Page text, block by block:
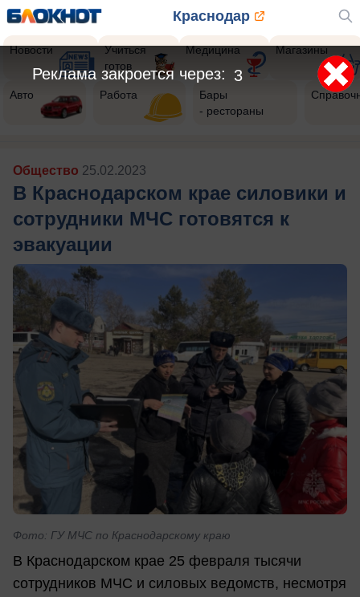
Краснодар
Новости
Учиться
готов
Медицина Магазины
Авто Работа
Бары
- рестораны
Общество 25.02.2023
В Краснодарском крае силовики и
сотрудники МЧС готовятся к
эвакуации
Фото: ГУ МЧС по Краснодарскому краю
В Краснодарском крае 25 февраля тысячи
сотрудников МЧС и силовых ведомств, несмотря
1
Реклама закроется через: